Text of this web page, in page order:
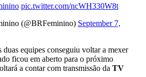
pic.twitter.com/ncWH330W8t
(@BRFeminino) September 7,
equipes conseguiu voltar a mexer
ficou em aberto para o próximo
a contar com transmissão da TV